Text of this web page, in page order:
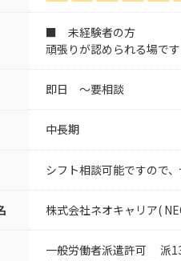
■ 未経験者の方
頑張りが認められる場で
即日 〜要相談
中長期
シフト相談可能ですので
株式会社ネオキャリア(
一般労働者派遣許可 派